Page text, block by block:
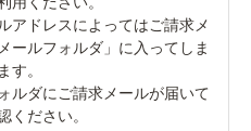
アドレスによってはご請求メ
ールフォルダ」に入ってしま
す。
ルダにご請求メールが届いて
ください。